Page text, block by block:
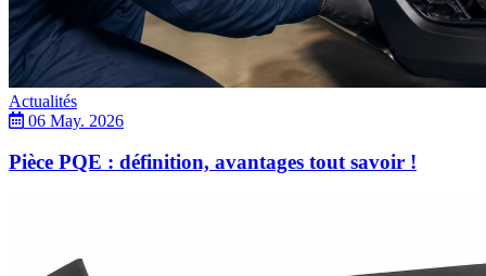
Actualités
06 May. 2026
Pièce PQE : définition, avantages tout savoir !